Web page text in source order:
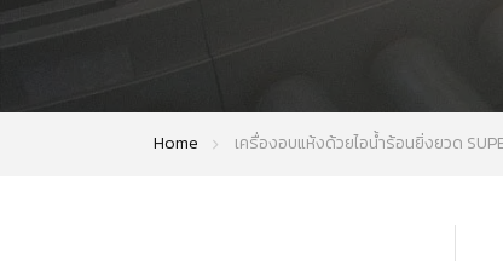
Home เครื่องอบแห้งด้วยไอน้ำร้อนยิ่งยวด